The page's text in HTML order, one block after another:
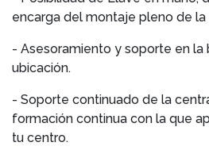
encarga del montaje pleno de la
- Asesoramiento y soporte en la
ubicación.
- Soporte continuado de la
formación continua con la que
tu centro.